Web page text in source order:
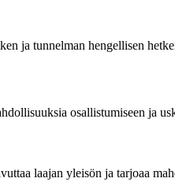
ja tunnelman hengellisen
osallistumiseen ja
laajan yleisön ja tarjoaa